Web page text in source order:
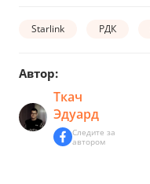
Starlink РДК
Автор:
Ткач
Эдуард
Следите за
автором